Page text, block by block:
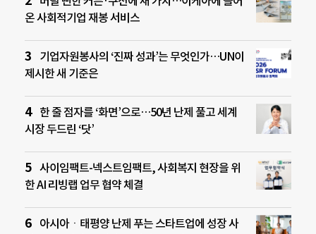
온 사회적기업 재봉 서비스
기업자원봉사의 ‘진짜 성과’는 무엇인가…UN이
제시한 새 기준은
한 줄 점자를 ‘화면’으로…50년 난제 풀고 세계
시장 두드린 ‘닷’
사이임팩트-넥스트임팩트, 사회복지 현장을 위
한 AI 리빙랩 업무 협약 체결
아시아ㆍ태평양 난제 푸는 스타트업에 성장 사